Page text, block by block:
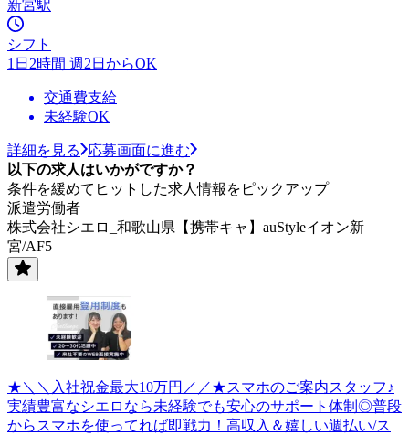
新宮駅
シフト
1日2時間 週2日からOK
交通費支給
未経験OK
詳細を見る
応募画面に進む
以下の求人はいかがですか？
条件を緩めてヒットした求人情報をピックアップ
派遣労働者
株式会社シエロ_和歌山県【携帯キャ】auStyleイオン新
宮/AF5
★＼＼入社祝金最大10万円／／★スマホのご案内スタッフ♪
実績豊富なシエロなら未経験でも安心のサポート体制◎普段
からスマホを使ってれば即戦力！高収入＆嬉しい週払い/ス